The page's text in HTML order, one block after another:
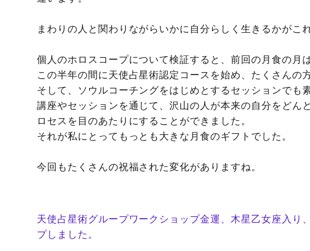
まわりの人と関わりながらいかに自分らしく生きるかがこ
個人のホロスコープについて検証すると、前回の月食の月
この半年の間に天使占星術認定コースを始め、たくさんの
そして、ソウルコーチングをはじめとするセッションでも
講座やセッションを通じて、沢山の人が本来の自分をどん
ロセスを目のあたりにすることができました。
それが私にとってもっとも大きな月食のギフトでした。
今回もたくさんの祝福された変化がありますね。
天使占星術グループワークショップ金運、木星乙女座入り
プしました。